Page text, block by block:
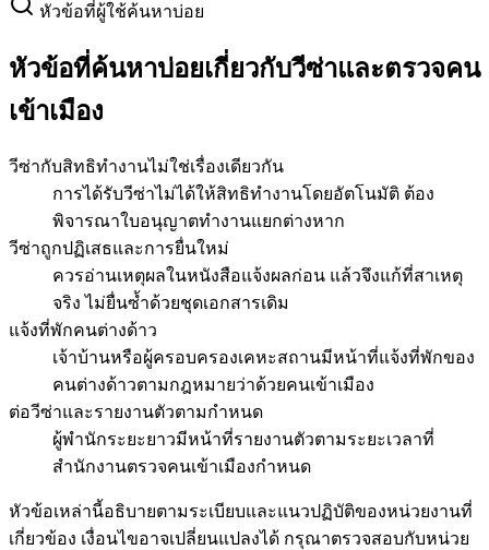
หัวข้อที่ผู้ใช้ค้นหาบ่อย
หัวข้อที่ค้นหาบ่อยเกี่ยวกับวีซ่าและตรวจคน
เข้าเมือง
วีซ่ากับสิทธิทำงานไม่ใช่เรื่องเดียวกัน
การได้รับวีซ่าไม่ได้ให้สิทธิทำงานโดยอัตโนมัติ ต้อง
พิจารณาใบอนุญาตทำงานแยกต่างหาก
วีซ่าถูกปฏิเสธและการยื่นใหม่
ควรอ่านเหตุผลในหนังสือแจ้งผลก่อน แล้วจึงแก้ที่สาเหตุ
จริง ไม่ยื่นซ้ำด้วยชุดเอกสารเดิม
แจ้งที่พักคนต่างด้าว
เจ้าบ้านหรือผู้ครอบครองเคหะสถานมีหน้าที่แจ้งที่พักของ
คนต่างด้าวตามกฎหมายว่าด้วยคนเข้าเมือง
ต่อวีซ่าและรายงานตัวตามกำหนด
ผู้พำนักระยะยาวมีหน้าที่รายงานตัวตามระยะเวลาที่
สำนักงานตรวจคนเข้าเมืองกำหนด
หัวข้อเหล่านี้อธิบายตามระเบียบและแนวปฏิบัติของหน่วยงานที่
เกี่ยวข้อง เงื่อนไขอาจเปลี่ยนแปลงได้ กรุณาตรวจสอบกับหน่วย